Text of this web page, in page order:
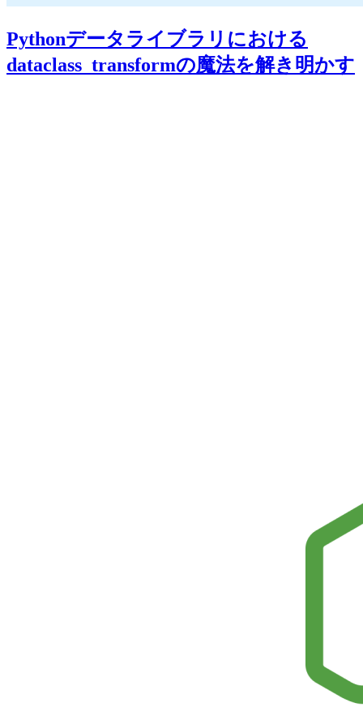
Pythonデータライブラリにおける
dataclass_transformの魔法を解き明かす